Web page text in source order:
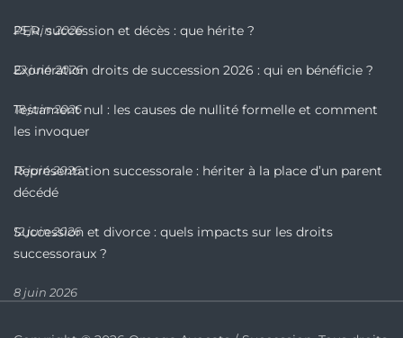
25 juin 2026
PER, succession et décès : que hérite ?
22 juin 2026
Exonération droits de succession 2026 : qui en bénéficie ?
18 juin 2026
Testament nul : les causes de nullité formelle et comment
les invoquer
15 juin 2026
Représentation successorale : hériter à la place d’un parent
décédé
12 juin 2026
Succession et divorce : quels impacts sur les droits
successoraux ?
8 juin 2026